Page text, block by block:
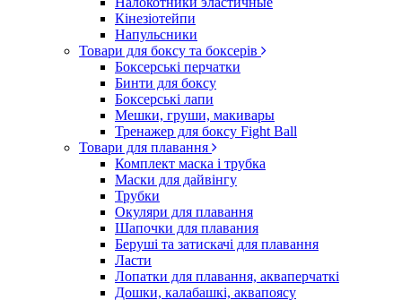
Кінезіотейпи
Напульсники
Товари для боксу та боксерів
Боксерські перчатки
Бинти для боксу
Боксерські лапи
Мешки, груши, макивары
Тренажер для боксу Fight Ball
Товари для плавання
Комплект маска і трубка
Маски для дайвінгу
Трубки
Окуляри для плавання
Шапочки для плавания
Беруші та затискачі для плавання
Ласти
Лопатки для плавання, акваперчаткі
Дошки, калабашкі, аквапоясу